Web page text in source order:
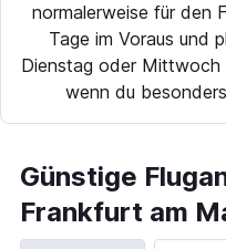
normalerweise für den
Tage im Voraus und
Dienstag oder Mittwoch
wenn du
Günstige
Frankfurt am